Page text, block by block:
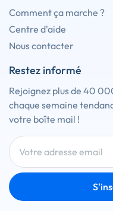
Comment ça marche ?
Centre d'aide
Nous contacter
Restez informé
Rejoignez plus de 40
chaque semaine
votre boîte mail !